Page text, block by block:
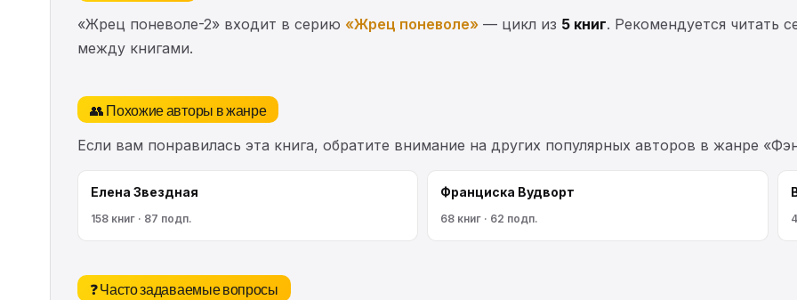
«Жрец поневоле-2» входит в серию «Жрец поневоле» — цикл из 5 книг. Рекомендуется читать
между книгами.
👥 Похожие авторы в жанре
Если вам понравилась эта книга, обратите внимание на других популярных авторов в жанре
Елена Звездная
158 книг · 87 подп.
Франциска Вудворт
68 книг · 62 подп.
❓ Часто задаваемые вопросы